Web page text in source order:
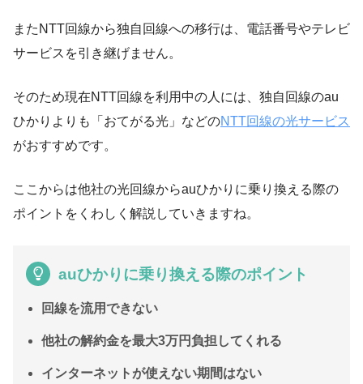
またNTT回線から独自回線への移行は、電話番号やテレビ
サービスを引き継げません。
そのため現在NTT回線を利用中の人には、独自回線のau
ひかりよりも「おてがる光」などのNTT回線の光サービス
がおすすめです。
ここからは他社の光回線からauひかりに乗り換える際の
ポイントをくわしく解説していきますね。
auひかりに乗り換える際のポイント
回線を流用できない
他社の解約金を最大3万円負担してくれる
インターネットが使えない期間はない